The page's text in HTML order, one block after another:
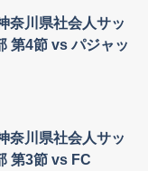
奈川県社会人サッ
第4節 vs パジャッ
奈川県社会人サッ
第3節 vs FC